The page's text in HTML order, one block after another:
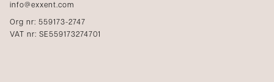
info@exxent.com
Org nr: 559173-2747
VAT nr: SE559173274701